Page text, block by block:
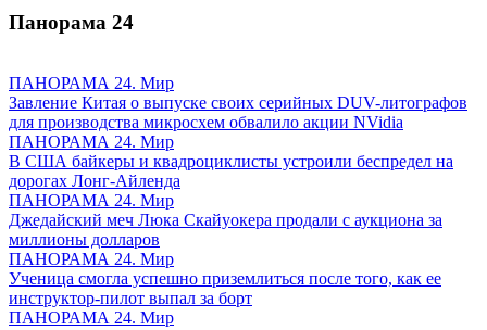
Панорама 24
ПАНОРАМА 24. Мир
Завление Китая о выпуске своих серийных DUV-литографов
для производства микросхем обвалило акции NVidia
ПАНОРАМА 24. Мир
В США байкеры и квадроциклисты устроили беспредел на
дорогах Лонг-Айленда
ПАНОРАМА 24. Мир
Джедайский меч Люка Скайуокера продали с аукциона за
миллионы долларов
ПАНОРАМА 24. Мир
Ученица смогла успешно приземлиться после того, как ее
инструктор-пилот выпал за борт
ПАНОРАМА 24. Мир